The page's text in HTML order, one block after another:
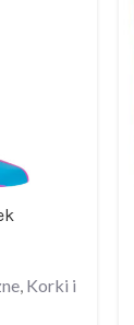
, Korki i